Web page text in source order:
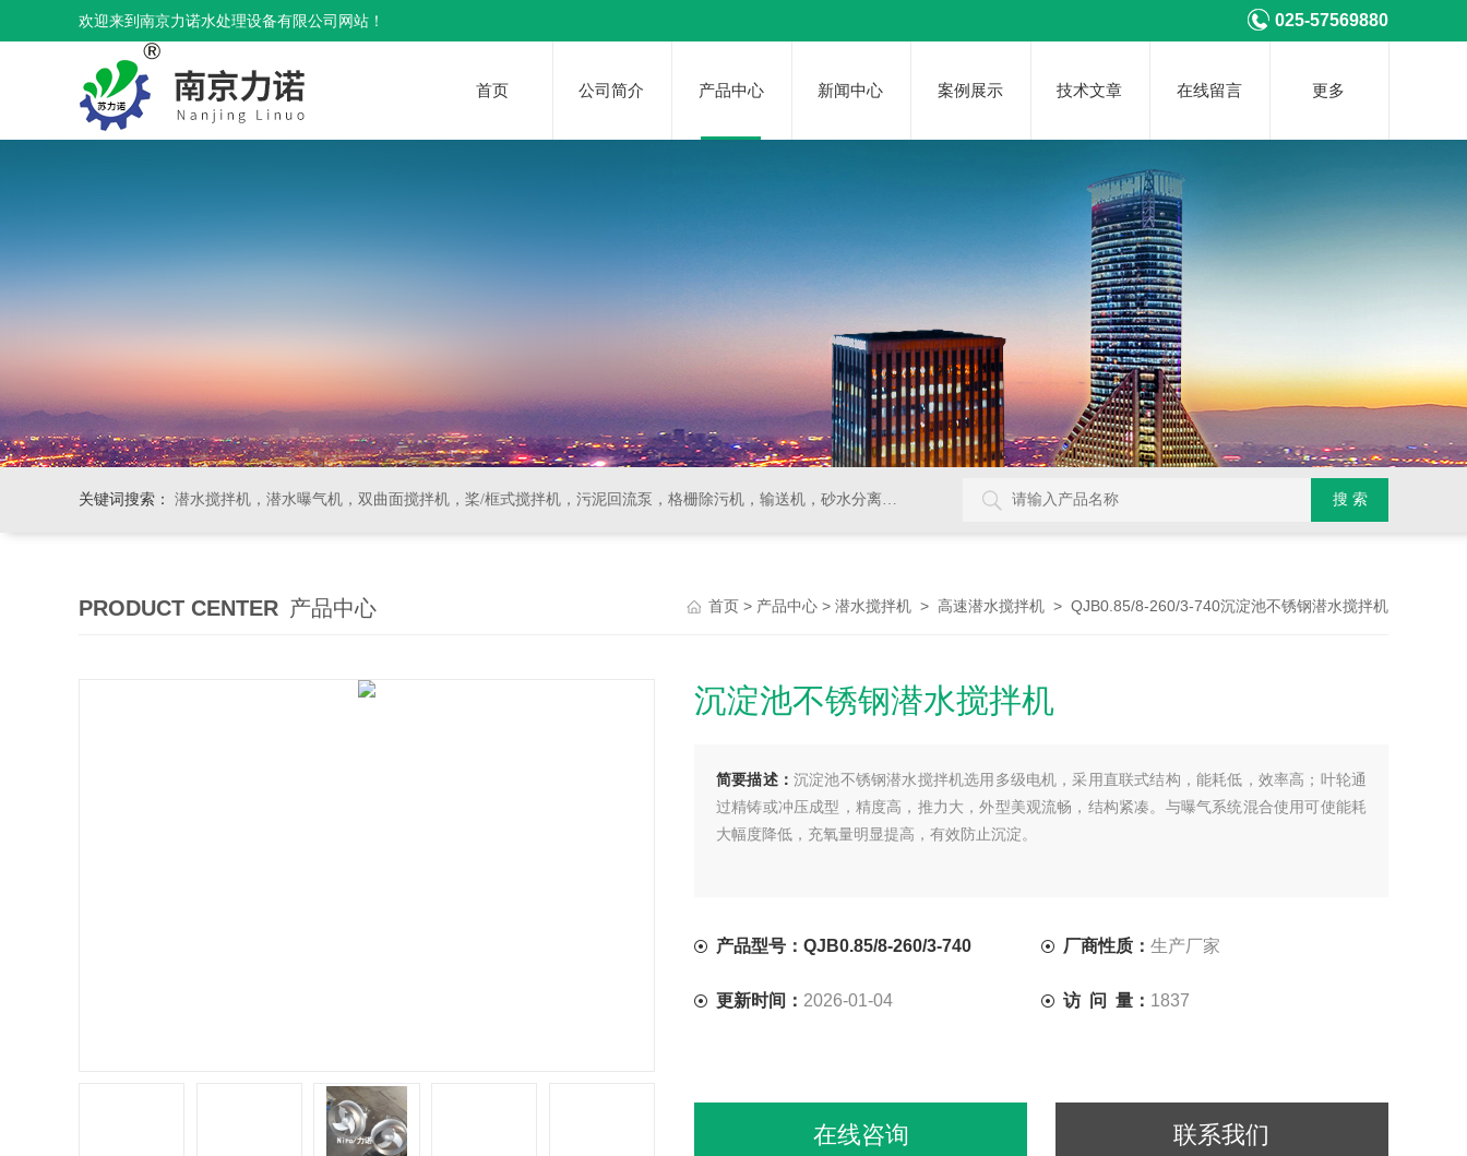
欢迎来到南京力诺水处理设备有限公司网站！ 025-57569880
首页 公司简介 产品中心 新闻中心 案例展示 技术文章 在线留言 更多
关键词搜索： 潜水搅拌机，潜水曝气机，双曲面搅拌机，桨/框式搅拌机，污泥回流泵，格栅除污机，输送机，砂水分离器等水处理设备
PRODUCT CENTER 产品中心 首页 > 产品中心 > 潜水搅拌机 > 高速潜水搅拌机 > QJB0.85/8-260/3-740沉淀池不锈钢潜水搅拌机
沉淀池不锈钢潜水搅拌机
简要描述： 沉淀池不锈钢潜水搅拌机选用多级电机，采用直联式结构，能耗低，效率高；叶轮通
过精铸或冲压成型，精度高，推力大，外型美观流畅，结构紧凑。与曝气系统混合使用可使能耗
大幅度降低，充氧量明显提高，有效防止沉淀。
产品型号：QJB0.85/8-260/3-740 厂商性质： 生产厂家
更新时间： 2026-01-04 访 问 量： 1837
在线咨询 联系我们